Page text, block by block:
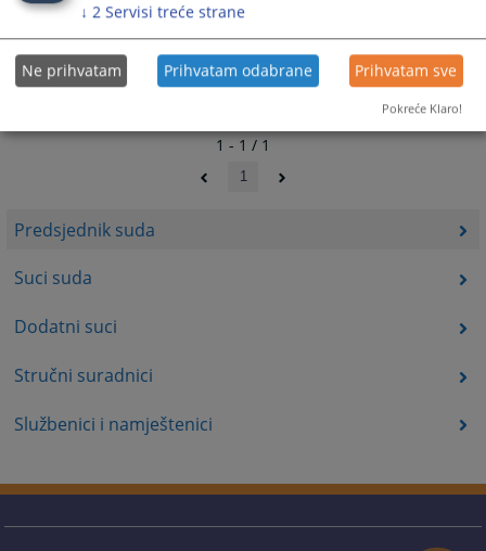
Predsjednik suda
Suci suda
Dodatni suci
Stručni suradnici
Službenici i namještenici
1 - 1 / 1
1
↓ 2 Servisi treće strane
Ne prihvatam Prihvatam odabrane Prihvatam sve
Pokreće Klaro!